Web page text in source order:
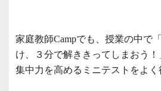
家庭教師Campでも、授業の中で
け、３分で解ききってしまおう
集中力を高めるミニテストをよく